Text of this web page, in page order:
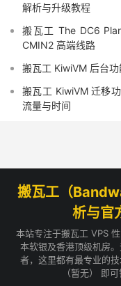
解析与升级教程
搬瓦工 The DC6
CMIN2 高端线路
搬瓦工 KiwiVM 后台
搬瓦工 KiwiVM 迁移
流量与时间
搬瓦工（
析与官
本站专注于搬瓦工 VPS
本软银及香港顶级机房
者，这里都有最专业的
（暂无） 即